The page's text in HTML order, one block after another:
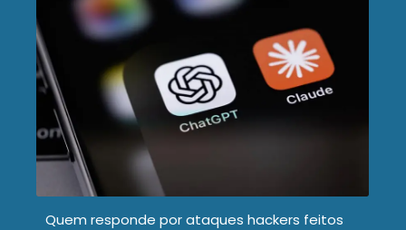
Quem responde por ataques hackers feitos